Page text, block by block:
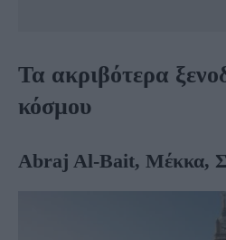
Τα ακριβότερα
κόσμου
Abraj Al-Bait, Μέκκα,